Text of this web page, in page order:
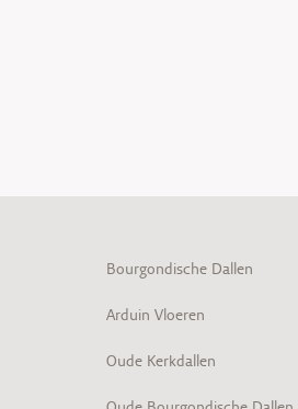
Bourgondische Dallen
Arduin Vloeren
Oude Kerkdallen